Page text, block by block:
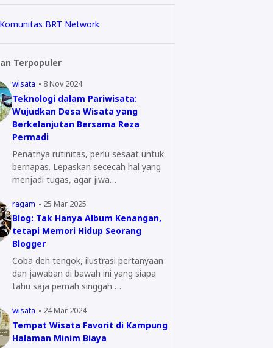
Terpopuler
wisata 8 Nov 2024
Teknologi dalam Pariwisata:
Wujudkan Desa Wisata yang
Berkelanjutan Bersama Reza
Permadi
Penatnya rutinitas, perlu sesaat untuk
bernapas. Lepaskan sececah hal yang
menjadi tugas, agar jiwa…
ragam 25 Mar 2025
Blog: Tak Hanya Album Kenangan,
tetapi Memori Hidup Seorang
Blogger
Coba deh tengok, ilustrasi pertanyaan
dan jawaban di bawah ini yang siapa
tahu saja pernah singgah …
wisata 24 Mar 2024
Tempat Wisata Favorit di Kampung
Halaman Minim Biaya